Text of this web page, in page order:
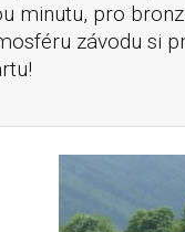
minutu, pro
závodu si